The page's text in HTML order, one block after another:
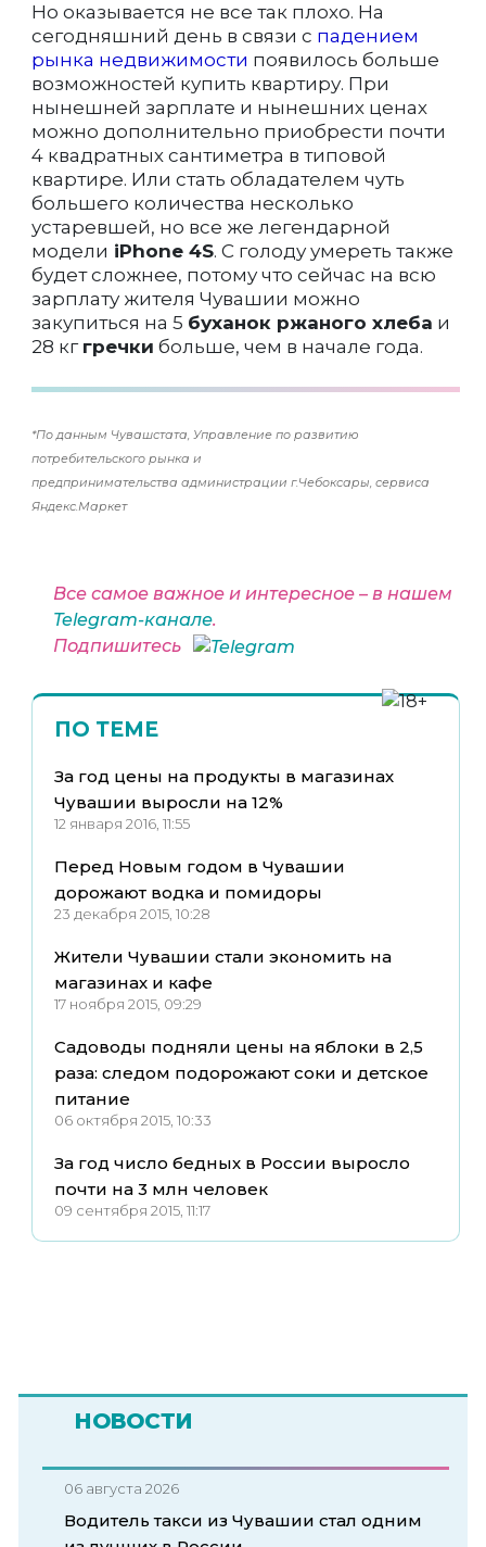
Но оказывается не все так плохо. На
сегодняшний день в связи с падением
рынка недвижимости появилось больше
возможностей купить квартиру. При
нынешней зарплате и нынешних ценах
можно дополнительно приобрести почти
4 квадратных сантиметра в типовой
квартире. Или стать обладателем чуть
большего количества несколько
устаревшей, но все же легендарной
модели iPhone 4S. С голоду умереть также
будет сложнее, потому что сейчас на всю
зарплату жителя Чувашии можно
закупиться на 5 буханок ржаного хлеба и
28 кг гречки больше, чем в начале года.
*По данным Чувашстата, Управление по развитию
потребительского рынка и
предпринимательства администрации г.Чебоксары, сервиса
Яндекс.Маркет
Все самое важное и интересное – в нашем
Telegram-канале.
Подпишитесь
ПО ТЕМЕ
За год цены на продукты в магазинах
Чувашии выросли на 12%
12 января 2016, 11:55
Перед Новым годом в Чувашии
дорожают водка и помидоры
23 декабря 2015, 10:28
Жители Чувашии стали экономить на
магазинах и кафе
17 ноября 2015, 09:29
Садоводы подняли цены на яблоки в 2,5
раза: следом подорожают соки и детское
питание
06 октября 2015, 10:33
За год число бедных в России выросло
почти на 3 млн человек
09 сентября 2015, 11:17
НОВОСТИ
06 августа 2026
Водитель такси из Чувашии стал одним